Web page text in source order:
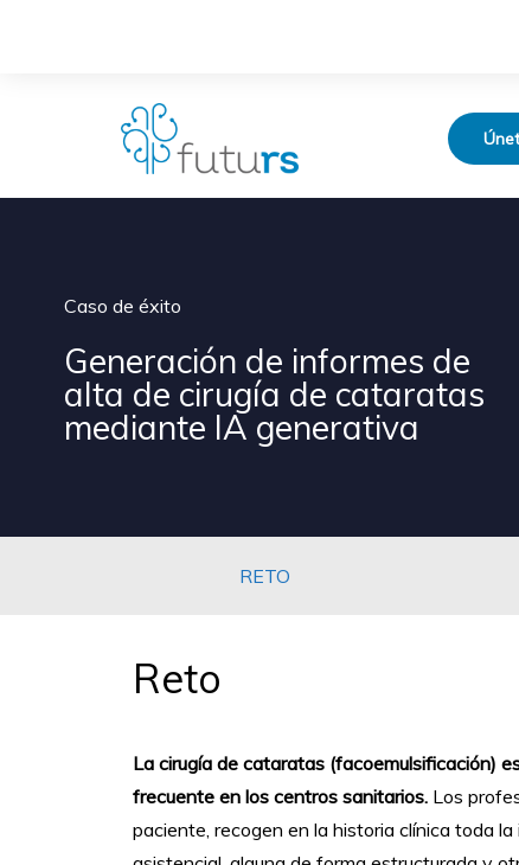
Caso de éxito
Generación de informes de
alta de cirugía de cataratas
mediante IA generativa
RETO
Reto
La cirugía de cataratas (facoemulsificación)
frecuente en los centros sanitarios. Los
paciente, recogen en la historia clínica toda